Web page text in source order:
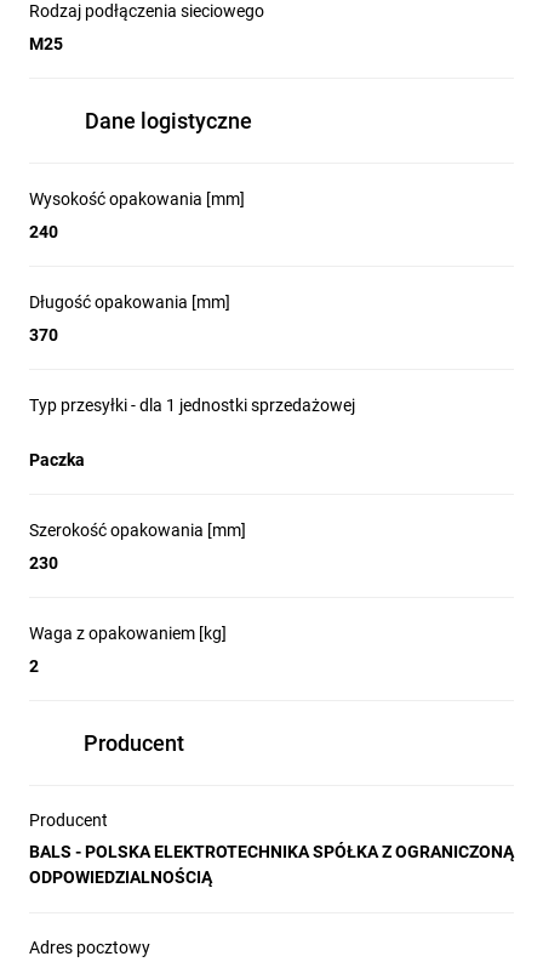
Rodzaj podłączenia sieciowego
M25
Dane logistyczne
Wysokość opakowania [mm]
240
Długość opakowania [mm]
370
Typ przesyłki - dla 1 jednostki sprzedażowej
Paczka
Szerokość opakowania [mm]
230
Waga z opakowaniem [kg]
2
Producent
Producent
BALS - POLSKA ELEKTROTECHNIKA SPÓŁKA Z OGRANICZONĄ
ODPOWIEDZIALNOŚCIĄ
Adres pocztowy